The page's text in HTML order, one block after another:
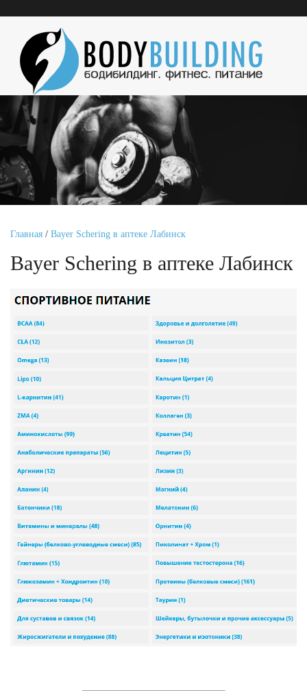
Главная / Bayer Schering в аптеке Лабинск
Bayer Schering в аптеке Лабинск